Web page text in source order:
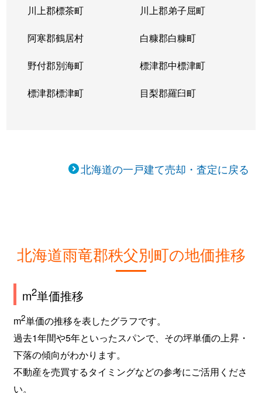
川上郡標茶町 川上郡弟子屈町
阿寒郡鶴居村 白糠郡白糠町
野付郡別海町 標津郡中標津町
標津郡標津町 目梨郡羅臼町
北海道の一戸建て売却・査定に戻る
北海道雨竜郡秩父別町の地価推移
m2単価推移
m2単価の推移を表したグラフです。
過去1年間や5年といったスパンで、その坪単価の上昇・
下落の傾向がわかります。
不動産を売買するタイミングなどの参考にご活用くださ
い。